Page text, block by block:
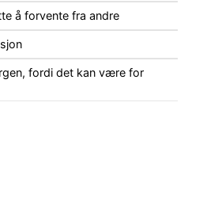
å forvente fra andre
fordi det kan være for